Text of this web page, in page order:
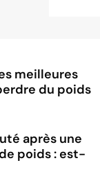
meilleures
du poids
après une
poids : est-